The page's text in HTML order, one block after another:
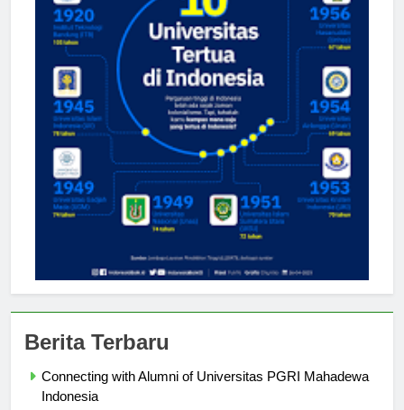
Berita Terbaru
Connecting with Alumni of Universitas PGRI Mahadewa
Indonesia